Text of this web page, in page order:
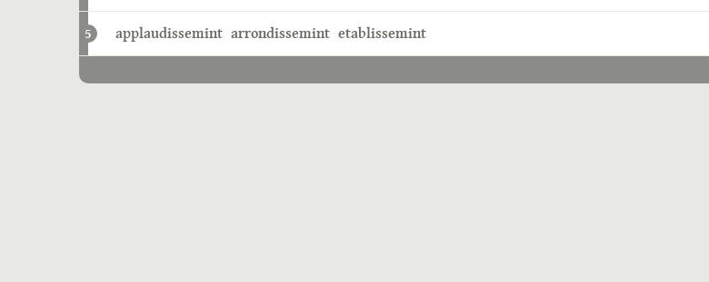
5 applaudissemint arrondissemint etablissemint